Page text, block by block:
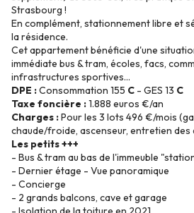
Strasbourg !
En complément, stationnement libre et
la résidence.
Cet appartement bénéficie d'une
immédiate bus & tram, écoles, facs,
infrastructures sportives...
DPE :Consommation 155 C - GES 13 C
Taxe foncière :1.888 euros €/an
Charges :Pour les 3 lots 496 €/mois
chaude/froide, ascenseur, entretien des
Les petits +++
- Bus & tram au bas de l'immeuble
- Dernier étage - Vue panoramique
- Concierge
- 2 grands balcons, cave et garage